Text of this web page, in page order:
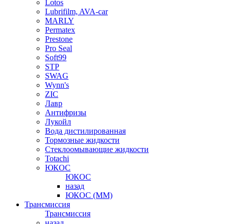
Lotos
Lubrifilm, AVA-car
MARLY
Permatex
Prestone
Pro Seal
Soft99
STP
SWAG
Wynn's
ZIC
Лавр
Антифризы
Лукойл
Вода дистилированная
Тормозные жидкости
Стеклоомывающие жидкости
Totachi
ЮКОС
ЮКОС
назад
ЮКОС (ММ)
Трансмиссия
Трансмиссия